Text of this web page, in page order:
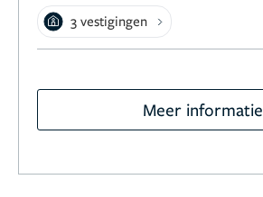
3 vestigingen
Meer informatie